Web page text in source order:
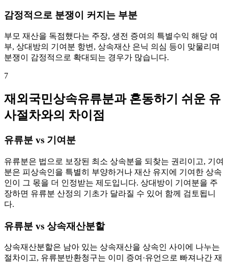
감정적으로 분쟁이 커지는 부분
부모 재산을 독점했다는 주장, 생전 증여의 특별수익 해당 여
부, 상대방의 기여분 항변, 상속재산 은닉 의심 등이 맞물리며
분쟁이 감정적으로 확대되는 경우가 많습니다.
7
재외국민상속유류분과 혼동하기 쉬운 유
사절차와의 차이점
유류분 vs 기여분
유류분은 법으로 보장된 최소 상속분을 되찾는 권리이고, 기여
분은 피상속인을 특별히 부양하거나 재산 유지에 기여한 상속
인이 그 몫을 더 인정받는 제도입니다. 상대방이 기여분을 주
장하면 유류분 산정의 기초가 달라질 수 있어 함께 검토됩니
다.
유류분 vs 상속재산분할
상속재산분할은 남아 있는 상속재산을 상속인 사이에 나누는
절차이고, 유류분반환청구는 이미 증여·유언으로 빠져나간 재